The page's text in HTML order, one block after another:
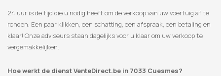
24 uur is de tijd die u nodig heeft om de verkoop van uw voertuig af te
ronden. Een paar klikken, een schatting, een afspraak, een betaling en
klaar! Onze adviseurs staan ​​dagelijks voor u klaar om uw verkoop te
vergemakkelijken.
Hoe werkt de dienst VenteDirect.be in 7033 Cuesmes?